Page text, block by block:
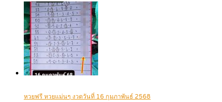
หวยฟรี หวยแม่นๆ งวดวันที่ 16 กุมภาพันธ์ 2568